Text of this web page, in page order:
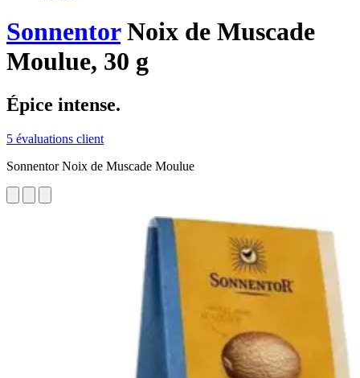
SonnentorNoix de Muscade
Moulue, 30 g
Épice intense.
5 évaluations client
Sonnentor Noix de Muscade Moulue